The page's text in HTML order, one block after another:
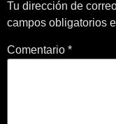
Tu dirección de
campos obligatorios
Comentario *